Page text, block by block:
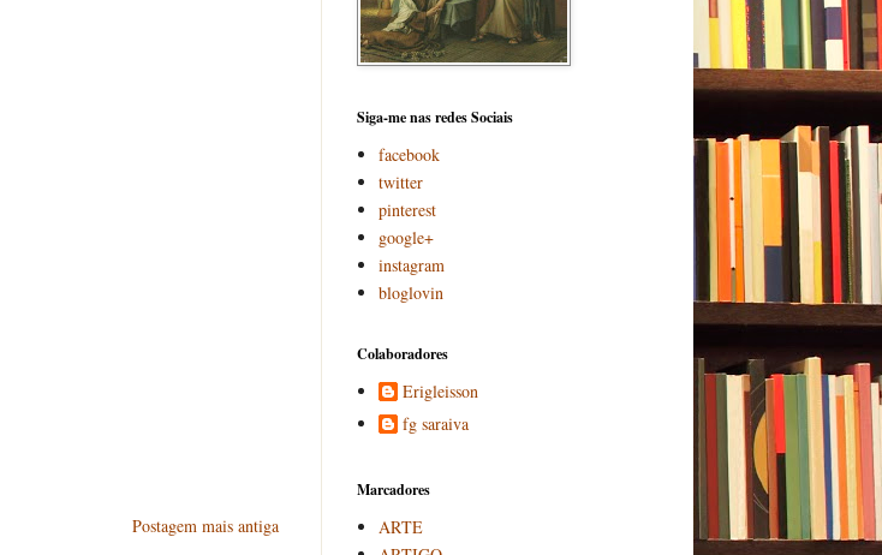
Postagem mais antiga
Siga-me nas redes Sociais
facebook
twitter
pinterest
google+
instagram
bloglovin
Colaboradores
Erigleisson
fg saraiva
Marcadores
ARTE